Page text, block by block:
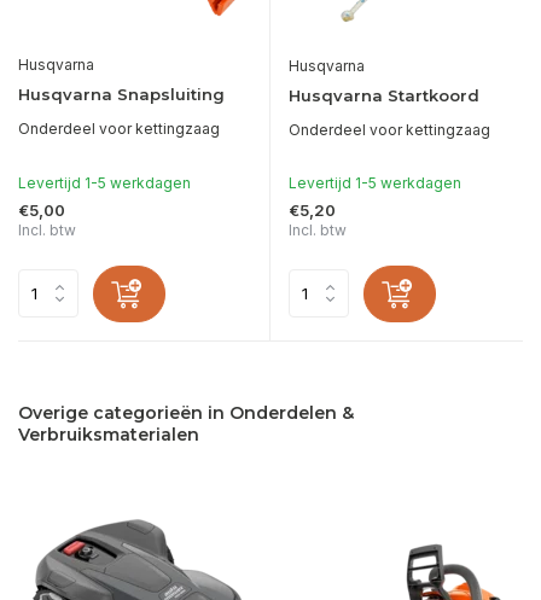
Husqvarna
Husqvarna Snapsluiting
Onderdeel voor kettingzaag
Levertijd 1-5 werkdagen
€5,00
Incl. btw
Husqvarna
Husqvarna Startkoord
Onderdeel voor kettingzaag
Levertijd 1-5 werkdagen
€5,20
Incl. btw
Overige categorieën in Onderdelen &
Verbruiksmaterialen